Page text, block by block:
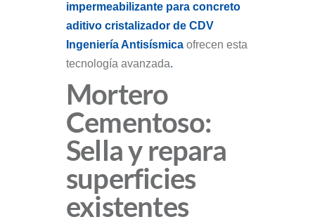
impermeabilizante para concreto
aditivo cristalizador de CDV
Ingeniería Antisísmica ofrecen esta
tecnología avanzada.
Mortero
Cementoso:
Sella y repara
superficies
existentes